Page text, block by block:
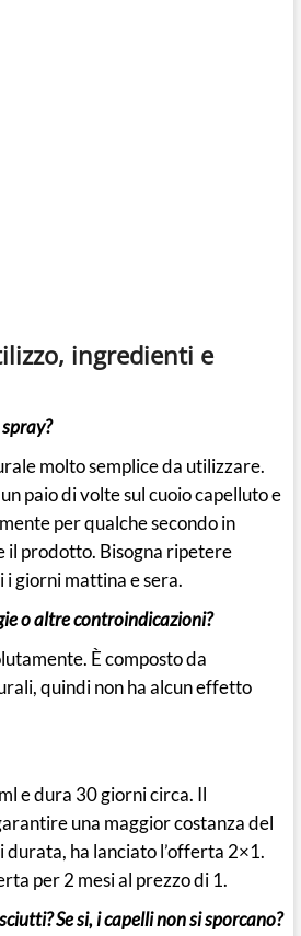
ingredienti e
molto semplice da utilizzare.
paio di volte sul cuoio capelluto e
per qualche secondo in
il prodotto. Bisogna ripetere
i giorni mattina e sera.
o altre controindicazioni?
È composto da
quindi non ha alcun effetto
e dura 30 giorni circa. Il
una maggior costanza del
ha lanciato l’offerta 2×1.
per 2 mesi al prezzo di 1.
Se si, i capelli non si sporcano?